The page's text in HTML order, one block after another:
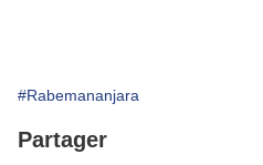
#Rabemananjara
Partager